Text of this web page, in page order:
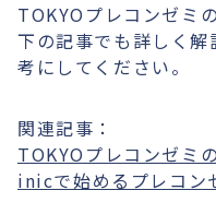
TOKYOプレコンゼミ
下の記事でも詳しく
考にしてください。
関連記事：
TOKYOプレコンゼミ
inicで始めるプレコン